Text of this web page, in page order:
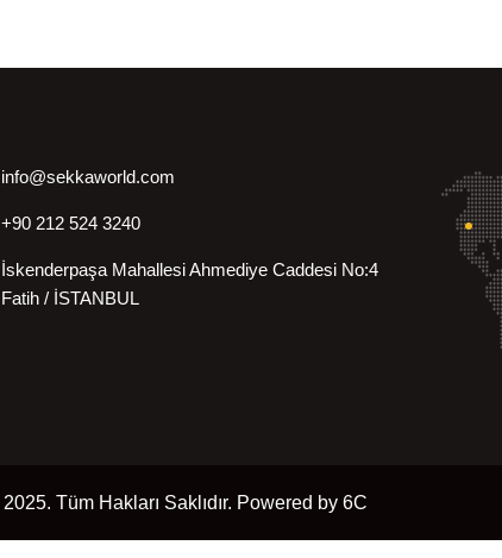
info@sekkaworld.com
+90 212 524 3240
İskenderpaşa Mahallesi Ahmediye Caddesi No:4
Fatih / İSTANBUL
2025. Tüm Hakları Saklıdır. Powered by 6C